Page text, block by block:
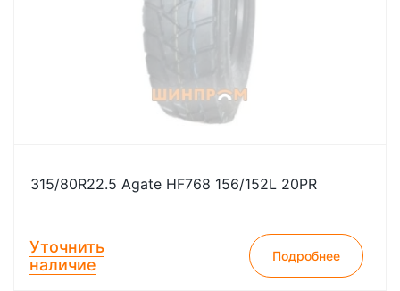
315/80R22.5 Agate HF768 156/152L 20PR
Уточнить
наличие
Подробнее